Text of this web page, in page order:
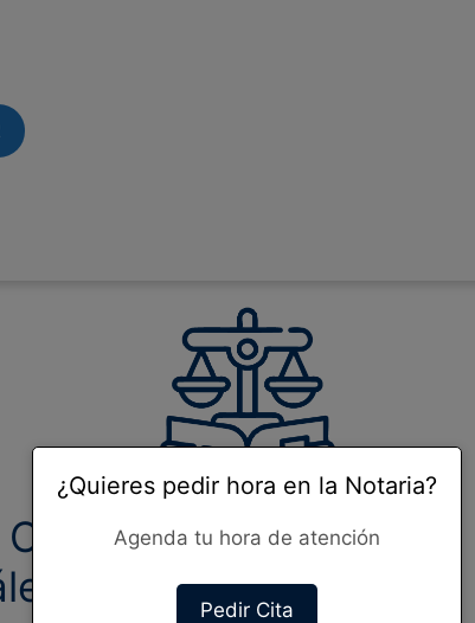
de
¿Quieres pedir hora en la Notaria?
Agenda tu hora de atención
Pedir Cita